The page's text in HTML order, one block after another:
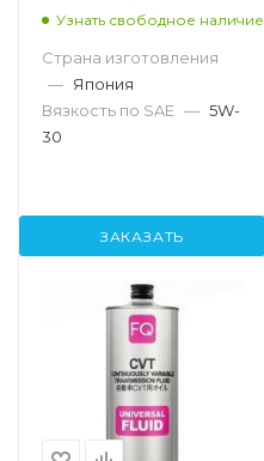
Узнать свободное наличие
Страна изготовления
— Япония
Вязкость по SAE — 5W-
30
ЗАКАЗАТЬ